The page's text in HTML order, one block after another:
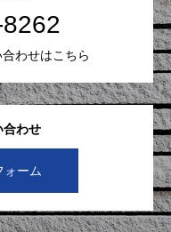
合わせ
ォーム
わせはこちら